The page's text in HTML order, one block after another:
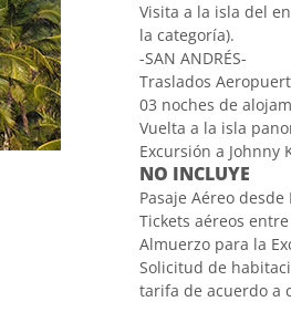
Visita a la isla del
la categoría).
-SAN ANDRÉS-
Traslados
03 noches de
Vuelta a la isla
Excursión a Johnny
NO INCLUYE
Pasaje Aéreo
Tickets aéreos
Almuerzo para la
Solicitud de
tarifa de acuerdo a